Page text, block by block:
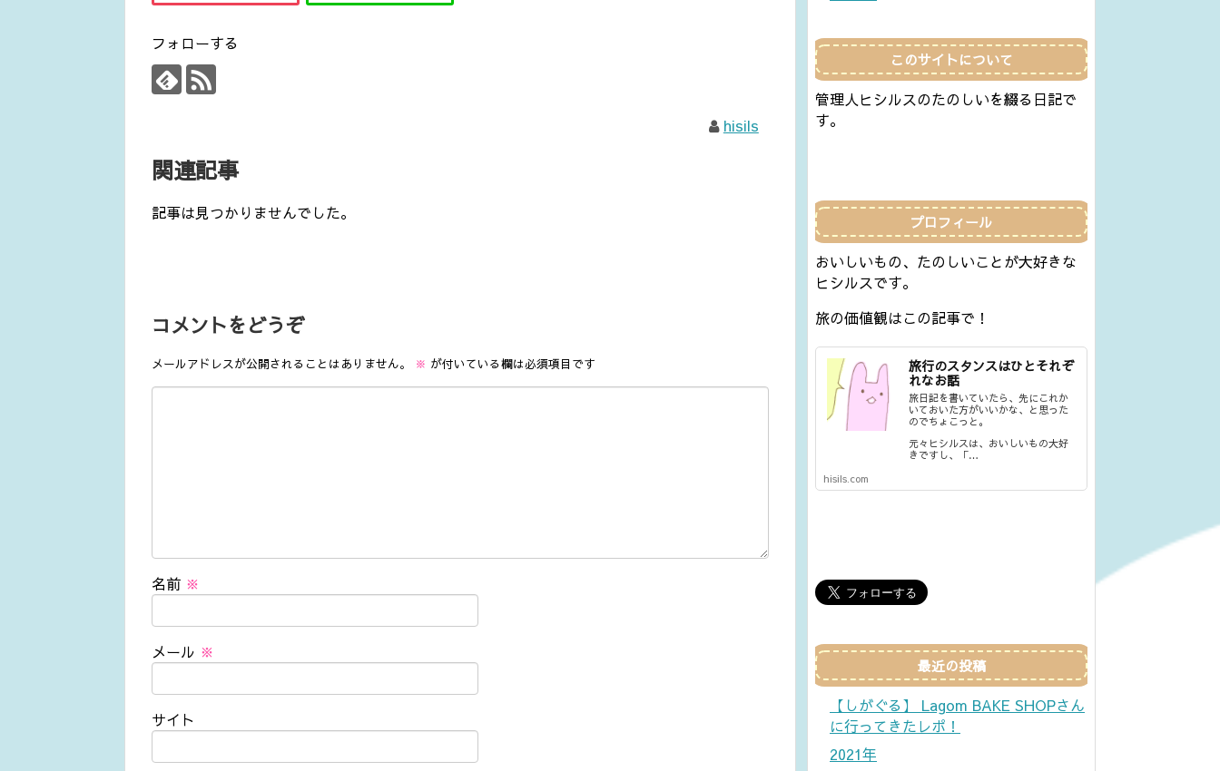
フォローする
hisils
関連記事
記事は見つかりませんでした。
コメントをどうぞ
メールアドレスが公開されることはありません。 ※ が付いている欄は必須項目です
名前 ※
メール ※
サイト
このサイトについて
管理人ヒシルスのたのしいを綴る日記で
す。
プロフィール
おいしいもの、たのしいことが大好きな
ヒシルスです。
旅の価値観はこの記事で！
旅行のスタンスはひとそれぞ
れなお話
旅日記を書いていたら、先にこれか
いておいた方がいいかな、と思った
のでちょこっと。
元々ヒシルスは、おいしいもの大好
きですし、「…
hisils.com
最近の投稿
【しがぐる】 Lagom BAKE SHOPさん
に行ってきたレポ！
2021年